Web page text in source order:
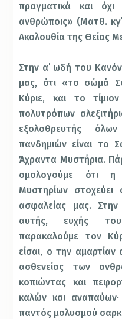
πραγματικά και
ανθρώποις» (Ματθ.
Ακολουθία της Θείας
Στην α΄ ωδή του
μας, ότι «το σώμά
Κύριε, και το
πολυτρόπων
εξολοθρευτής
πανδημιών είναι το
Άχραντα Μυστήρια.
ομολογούμε ότι
Μυστηρίων
ασφαλείας μας.
αυτής, ευχής
παρακαλούμε τον
είσαι, ο την
ασθενείας των
κοπιώντας και
καλών και
παντός μολυσμού